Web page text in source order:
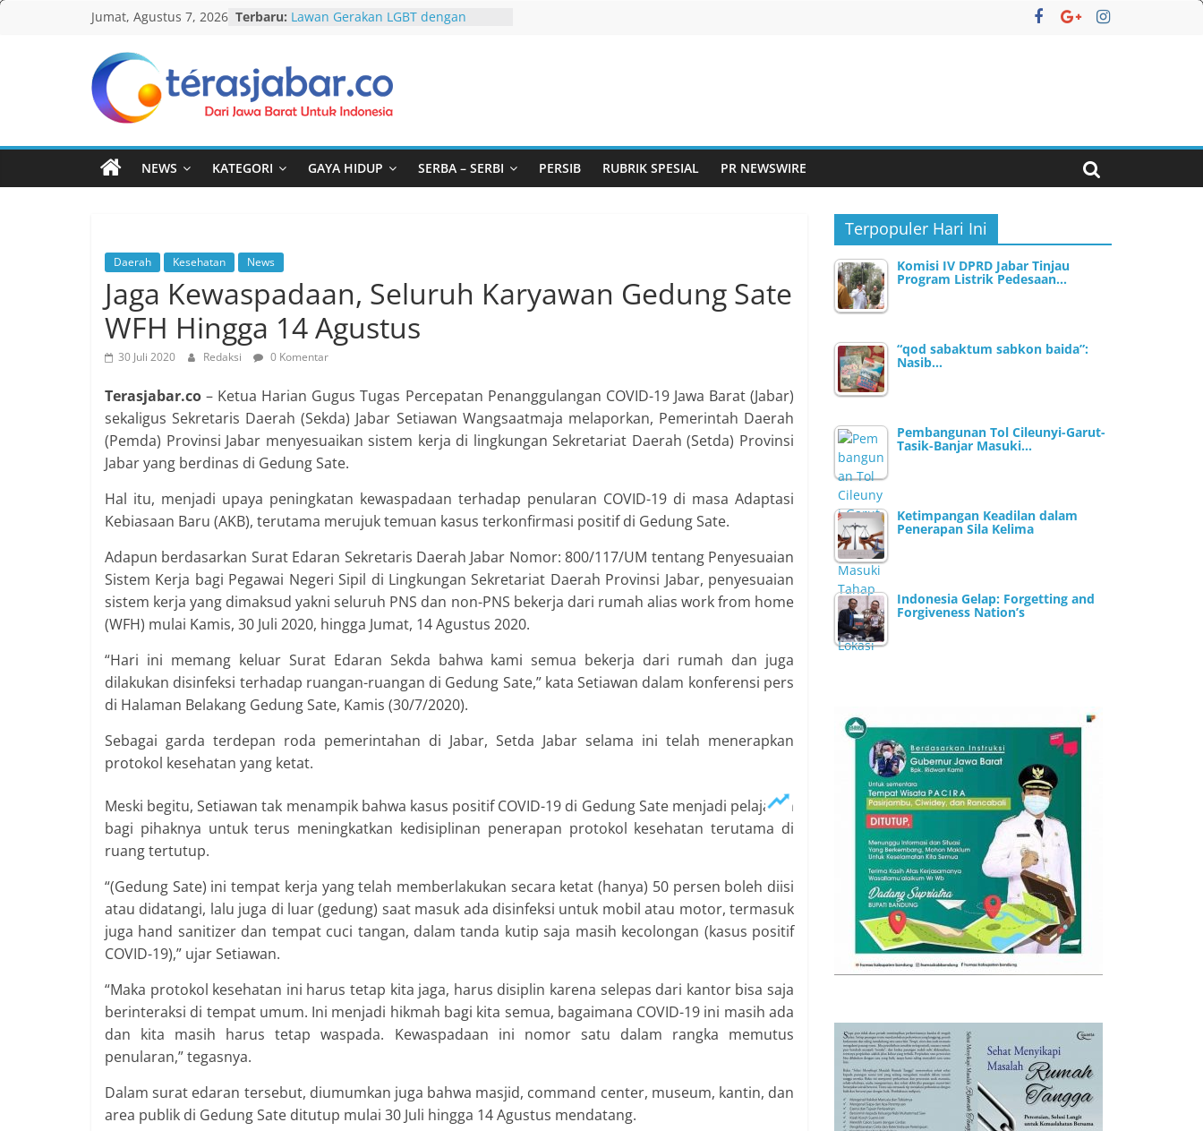
Skip
Jumat, Agustus 7, 2026 Terbaru: Lawan Gerakan LGBT dengan
tak Menyentuh Masalah
Komnas Anti Pemurtadan Gandeng
Dewan Dakwah Gelar Seminar
Penanganan Kasus Pemurtadan
Cetak Sejarah, 20 Ribu Anak
PAUD/TK/RA di Bandung Barat Siap
Teras
Jabar
NEWS KATEGORI GAYA HIDUP SERBA – SERBI PERSIB RUBRIK SPESIAL PR NEWSWIRE
Daerah Kesehatan News
Jaga Kewaspadaan, Seluruh Karyawan Gedung Sate
WFH Hingga 14 Agustus
30 Juli 2020 Redaksi 0 Komentar
Terasjabar.co – Ketua Harian Gugus Tugas Percepatan Penanggulangan COVID-19 Jawa Barat (Jabar)
sekaligus Sekretaris Daerah (Sekda) Jabar Setiawan Wangsaatmaja melaporkan, Pemerintah Daerah
(Pemda) Provinsi Jabar menyesuaikan sistem kerja di lingkungan Sekretariat Daerah (Setda) Provinsi
Jabar yang berdinas di Gedung Sate.
Hal itu, menjadi upaya peningkatan kewaspadaan terhadap penularan COVID-19 di masa Adaptasi
Kebiasaan Baru (AKB), terutama merujuk temuan kasus terkonfirmasi positif di Gedung Sate.
Adapun berdasarkan Surat Edaran Sekretaris Daerah Jabar Nomor: 800/117/UM tentang Penyesuaian
Sistem Kerja bagi Pegawai Negeri Sipil di Lingkungan Sekretariat Daerah Provinsi Jabar, penyesuaian
sistem kerja yang dimaksud yakni seluruh PNS dan non-PNS bekerja dari rumah alias work from home
(WFH) mulai Kamis, 30 Juli 2020, hingga Jumat, 14 Agustus 2020.
“Hari ini memang keluar Surat Edaran Sekda bahwa kami semua bekerja dari rumah dan juga
dilakukan disinfeksi terhadap ruangan-ruangan di Gedung Sate,” kata Setiawan dalam konferensi pers
di Halaman Belakang Gedung Sate, Kamis (30/7/2020).
Sebagai garda terdepan roda pemerintahan di Jabar, Setda Jabar selama ini telah menerapkan
protokol kesehatan yang ketat.
Meski begitu, Setiawan tak menampik bahwa kasus positif COVID-19 di Gedung Sate menjadi pelajaran
bagi pihaknya untuk terus meningkatkan kedisiplinan penerapan protokol kesehatan terutama di
ruang tertutup.
“(Gedung Sate) ini tempat kerja yang telah memberlakukan secara ketat (hanya) 50 persen boleh diisi
atau didatangi, lalu juga di luar (gedung) saat masuk ada disinfeksi untuk mobil atau motor, termasuk
juga hand sanitizer dan tempat cuci tangan, dalam tanda kutip saja masih kecolongan (kasus positif
COVID-19),” ujar Setiawan.
“Maka protokol kesehatan ini harus tetap kita jaga, harus disiplin karena selepas dari kantor bisa saja
berinteraksi di tempat umum. Ini menjadi hikmah bagi kita semua, bagaimana COVID-19 ini masih ada
dan kita masih harus tetap waspada. Kewaspadaan ini nomor satu dalam rangka memutus
penularan,” tegasnya.
Dalam surat edaran tersebut, diumumkan juga bahwa masjid, command center, museum, kantin, dan
area publik di Gedung Sate ditutup mulai 30 Juli hingga 14 Agustus mendatang.
Terpopuler Hari Ini
Komisi IV DPRD Jabar Tinjau
Program Listrik Pedesaan…
“qod sabaktum sabkon baida”:
Nasib…
Pembangunan Tol Cileunyi-Garut-
Tasik-Banjar Masuki…
Ketimpangan Keadilan dalam
Penerapan Sila Kelima
Indonesia Gelap: Forgetting and
Forgiveness Nation’s